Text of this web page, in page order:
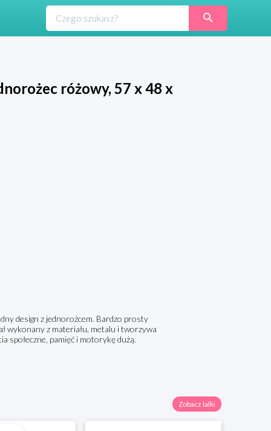
różowy, 57 x 48 x
design z jednorożcem. Bardzo prosty
wykonany z materiału, metalu i tworzywa
społeczne, pamięć i motorykę dużą.
Zobacz lalki